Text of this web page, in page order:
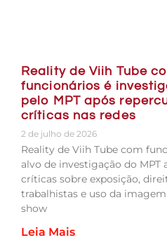
Reality de Viih Tube
funcionários é
pelo MPT após
críticas nas redes
2 de julho de 2026
Reality de Viih Tube com
alvo de investigação do MPT
críticas sobre exposição,
trabalhistas e uso da
show
Leia Mais